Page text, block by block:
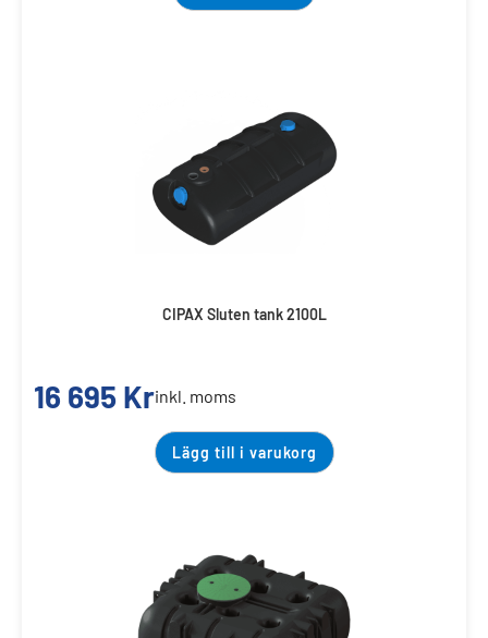
CIPAX Sluten tank 2100L
16 695 Krinkl. moms
Lägg till i varukorg